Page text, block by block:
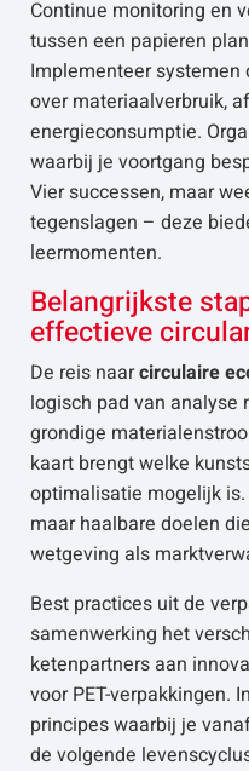
Continue monitoring en
tussen een papieren
Implementeer
over materiaalverbruik,
energieconsumptie.
waarbij je voortgang
Vier successen, maar
tegenslagen – deze
leermomenten.
Belangrijkste
effectieve
De reis naarcirculaire
logisch pad van analyse
grondige
kaart brengt welke
optimalisatie mogelijk
maar haalbare doelen
wetgeving als
Best practices uit de
samenwerking het
ketenpartners aan
voor PET-verpakkingen.
principes waarbij je
de volgende